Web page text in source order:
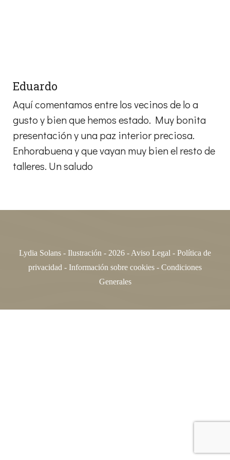
Eduardo
Aquí comentamos entre los vecinos de lo a
gusto y bien que hemos estado. Muy bonita
presentación y una paz interior preciosa.
Enhorabuena y que vayan muy bien el resto de
talleres. Un saludo
Lydia Solans - Ilustración - 2026 - Aviso Legal - Política de
privacidad - Información sobre cookies - Condiciones
Generales